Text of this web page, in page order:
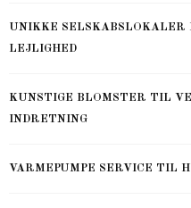
UNIKKE
LEJLIGHED
KUNSTIGE BLOMSTER TIL
INDRETNING
VARMEPUMPE SERVICE TIL